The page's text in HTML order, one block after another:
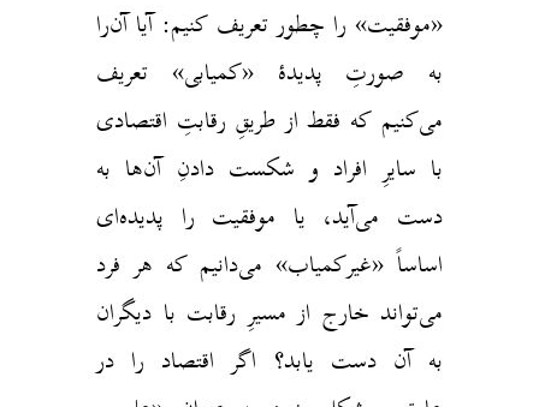
«موفقیت» را چطور تعریف کنیم: آیا آن‌را
به صورتِ پدیدهٔ «کمیابی» تعریف
می‌کنیم که فقط از طریقِ رقابتِ اقتصادی
با سایرِ افراد و شکست دادنِ آن‌ها به
دست می‌آید، یا موفقیت را پدیده‌ای
اساساً «غیرکمیاب» می‌دانیم که هر فرد
می‌تواند خارج از مسیرِ رقابت با دیگران
به آن دست یابد؟ اگر اقتصاد را در